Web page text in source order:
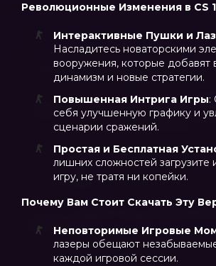
Революционные Изменения в CS
Интерактивные Пушки и
Насладитесь новаторскими
вооружения, которые добавят
динамизм и новые стратегии.
Повышенная Интрига Игры:
себя улучшенную графику и
сценарии сражений.
Простая и Бесплатная
лишних сложностей загрузите
игру, не тратя ни копейки.
Почему Вам Стоит Скачать Эту
Неповторимые Игровые
лазеры обещают
каждой игровой сессии.